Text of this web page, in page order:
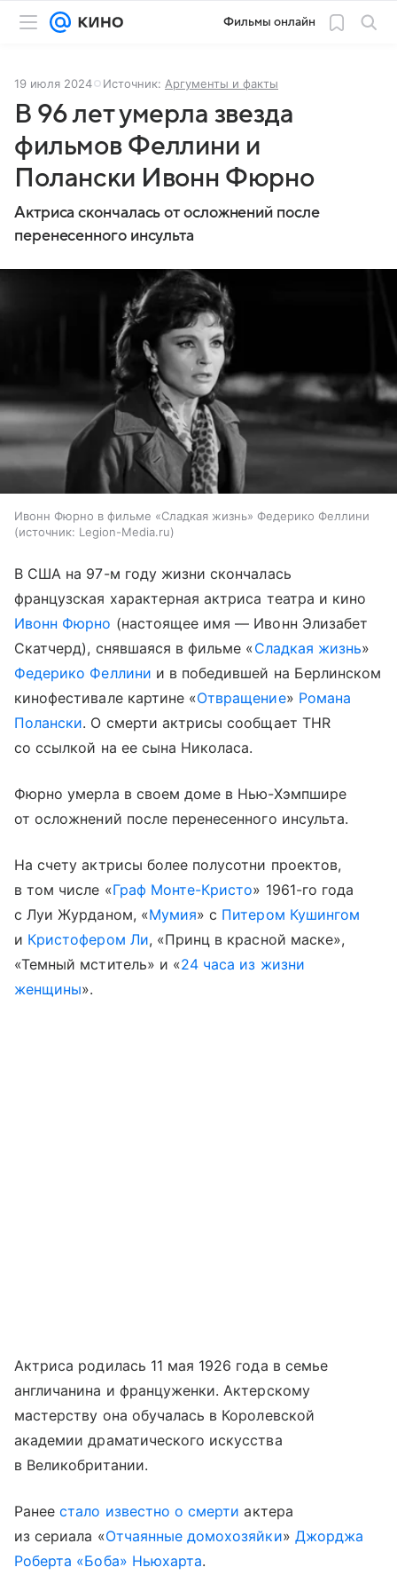
Фильмы онлайн
19 июля 2024 Источник: Аргументы и факты
В 96 лет умерла звезда
фильмов Феллини и
Полански Ивонн Фюрно
Актриса скончалась от осложнений после
перенесенного инсульта
Ивонн Фюрно в фильме «Сладкая жизнь» Федерико Феллини
источник: Legion-Media.ru
В США на 97-м году жизни скончалась
французская характерная актриса театра и кино
Ивонн Фюрно (настоящее имя — Ивонн Элизабет
Скатчерд), снявшаяся в фильме «Сладкая жизнь»
Федерико Феллини и в победившей на Берлинском
кинофестивале картине «Отвращение» Романа
Полански. О смерти актрисы сообщает THR
со ссылкой на ее сына Николаса.
Фюрно умерла в своем доме в Нью-Хэмпшире
от осложнений после перенесенного инсульта.
На счету актрисы более полусотни проектов,
в том числе «Граф Монте-Кристо» 1961-го года
с Луи Журданом, «Мумия» с Питером Кушингом
и Кристофером Ли, «Принц в красной маске»,
«Темный мститель» и «24 часа из жизни
женщины».
Актриса родилась 11 мая 1926 года в семье
англичанина и француженки. Актерскому
мастерству она обучалась в Королевской
академии драматического искусства
в Великобритании.
Ранеестало известно о смерти актера
из сериала «Отчаянные домохозяйки» Джорджа
Роберта «Боба» Ньюхарта.